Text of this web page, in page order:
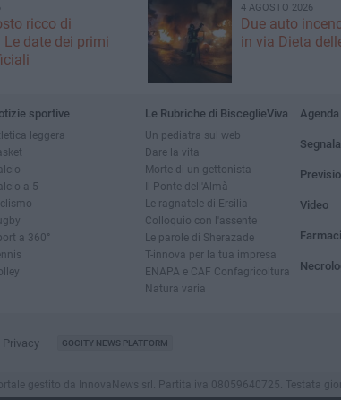
ricco di
date dei primi
4 AGOSTO 2026
Due auto
in via Dieta
sportive
leggera
a 5
a 360°
Le Rubriche di BisceglieViva
Un pediatra sul web
Dare la vita
Morte di un gettonista
Il Ponte dell'Almà
Le ragnatele di Ersilia
Colloquio con l'assente
Le parole di Sherazade
T-innova per la tua impresa
ENAPA e CAF Confagricoltura
Natura varia
Video
Privacy GOCITY NEWS PLATFORM
gestito da InnovaNews srl. Partita iva 08059640725. Testata